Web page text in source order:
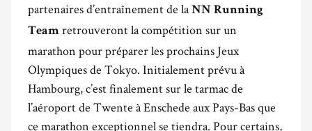
partenaires d’entraînement de laNN Running
Team retrouveront la compétition sur un
marathon pour préparer les prochains Jeux
Olympiques de Tokyo. Initialement prévu à
Hambourg, c’est finalement sur le tarmac de
l’aéroport de Twente à Enschede aux Pays-Bas que
ce marathon exceptionnel se tiendra. Pour certains,